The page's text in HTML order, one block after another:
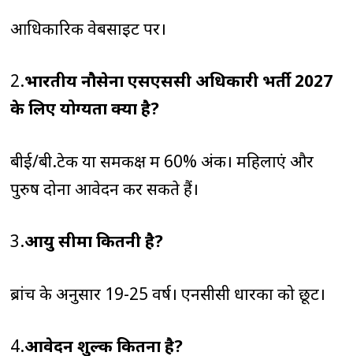
आधिकारिक वेबसाइट पर।
2.भारतीय नौसेना एसएससी अधिकारी भर्ती 2027
के लिए योग्यता क्या है?
बीई/बी.टेक या समकक्ष में 60% अंक। महिलाएं और
पुरुष दोनों आवेदन कर सकते हैं।
3.आयु सीमा कितनी है?
ब्रांच के अनुसार 19-25 वर्ष। एनसीसी धारकों को छूट।
4.आवेदन शुल्क कितना है?